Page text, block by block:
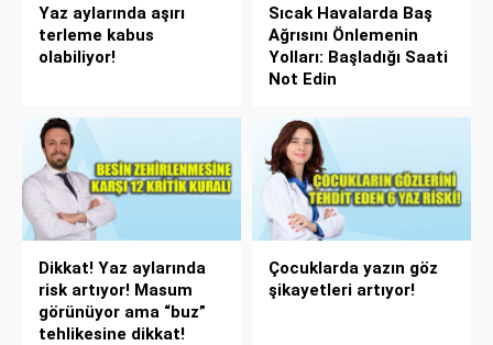
Yaz aylarında aşırı
terleme kabus
olabiliyor!
Sıcak Havalarda Baş
Ağrısını Önlemenin
Yolları: Başladığı Saati
Not Edin
Dikkat! Yaz aylarında
risk artıyor! Masum
görünüyor ama “buz”
tehlikesine dikkat!
Çocuklarda yazın göz
şikayetleri artıyor!